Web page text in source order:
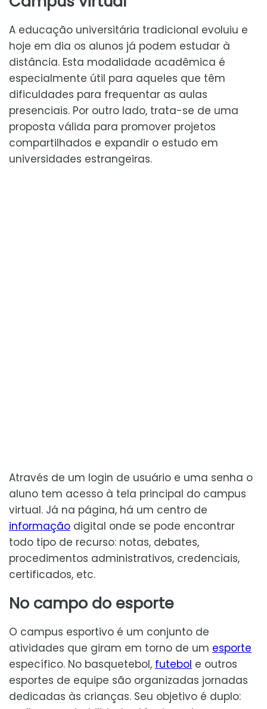
A educação universitária tradicional evoluiu e
hoje em dia os alunos já podem estudar à
distância. Esta modalidade acadêmica é
especialmente útil para aqueles que têm
dificuldades para frequentar as aulas
presenciais. Por outro lado, trata-se de uma
proposta válida para promover projetos
compartilhados e expandir o estudo em
universidades estrangeiras.
Através de um login de usuário e uma senha o
aluno tem acesso à tela principal do campus
virtual. Já na página, há um centro de
informação digital onde se pode encontrar
todo tipo de recurso: notas, debates,
procedimentos administrativos, credenciais,
certificados, etc.
No campo do esporte
O campus esportivo é um conjunto de
atividades que giram em torno de um esporte
específico. No basquetebol, futebol e outros
esportes de equipe são organizadas jornadas
dedicadas às crianças. Seu objetivo é duplo: